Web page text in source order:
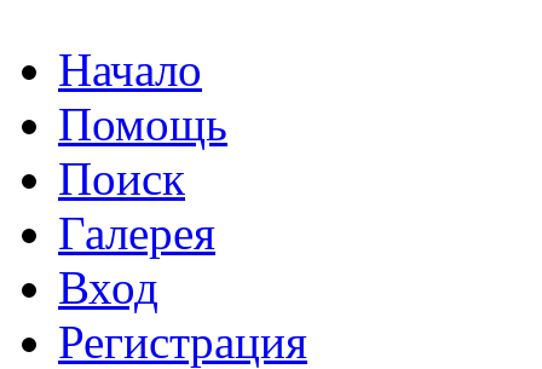
Начало
Помощь
Поиск
Галерея
Вход
Регистрация